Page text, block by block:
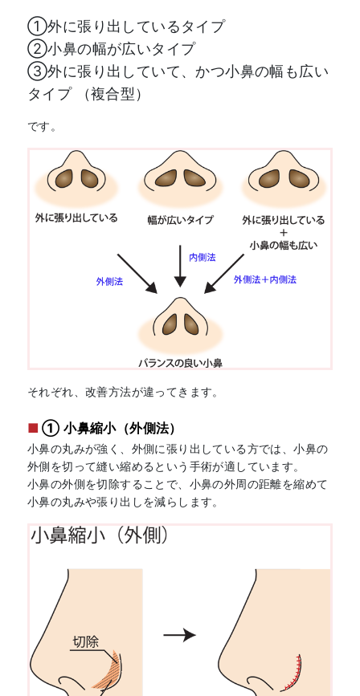
①外に張り出しているタイプ
②小鼻の幅が広いタイプ
③外に張り出していて、かつ小鼻の幅も広い
タイプ （複合型）
です。
それぞれ、改善方法が違ってきます。
① 小鼻縮小（外側法）
小鼻の丸みが強く、外側に張り出している方では、小鼻の
外側を切って縫い縮めるという手術が適しています。
小鼻の外側を切除することで、小鼻の外周の距離を縮めて
小鼻の丸みや張り出しを減らします。